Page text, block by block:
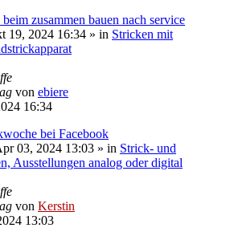
zusammen bauen nach service
19, 2024 16:34 » in Stricken mit
von ebiere
16:34
bei Facebook
03, 2024 13:03 » in Strick- und
Ausstellungen analog oder digital
von Kerstin
13:03